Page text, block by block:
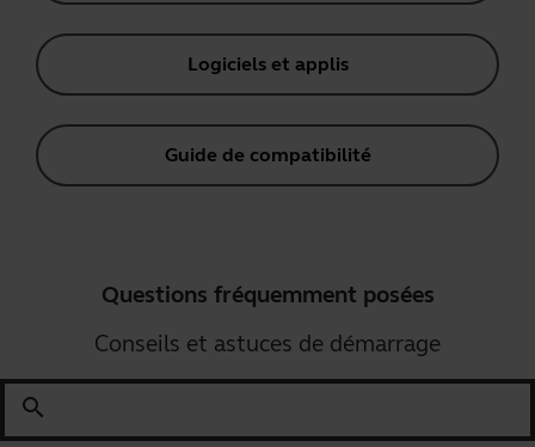
Logiciels et applis
Guide de compatibilité
Questions fréquemment posées
Conseils et astuces de démarrage
search